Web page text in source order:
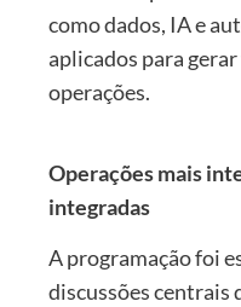
como dados, IA e
aplicados para
operações.
Operações mais
integradas
A programação foi
discussões centrais